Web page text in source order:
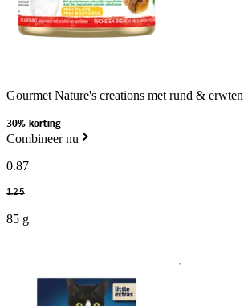
Gourmet Nature's creations met rund & erwten
30% korting
Combineer nu
0.87
1.25
85 g